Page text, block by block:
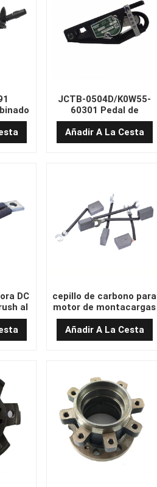
JCTB-0504D/K0W55-
60301 Pedal de
helicóptero económico
Añadir A La Cesta
DC
al
cepillo de carbono para
motor de montacargas
de alta calidad
Añadir A La Cesta